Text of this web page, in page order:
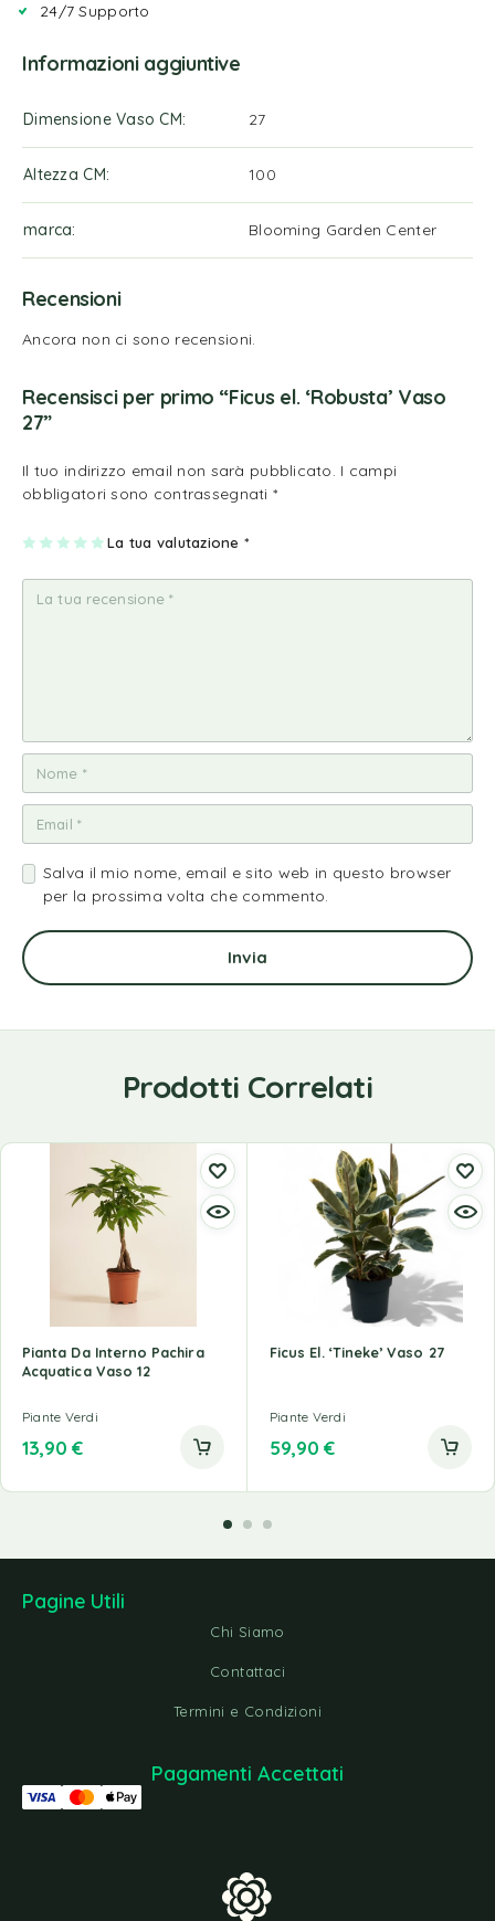
24/7 Supporto
Informazioni aggiuntive
Dimensione Vaso CM 27
Altezza CM 100
marca Blooming Garden Center
Recensioni
Ancora non ci sono recensioni.
Recensisci per primo “Ficus el. ‘Robusta’ Vaso
27”
Il tuo indirizzo email non sarà pubblicato. I campi
obbligatori sono contrassegnati *
La tua valutazione *
1
a
2
e
su
5
3
e
su
5
4
e
su
5
5
e
su
5
Salva il mio nome, email e sito web in questo browser
per la prossima volta che commento.
Prodotti Correlati
Pianta Da Interno Pachira
Acquatica Vaso 12
Piante Verdi
13,90 €
Ficus El. ‘Tineke’ Vaso 27
Piante Verdi
59,90 €
Pagine Utili
Chi Siamo
Contattaci
Termini e Condizioni
Pagamenti Accettati